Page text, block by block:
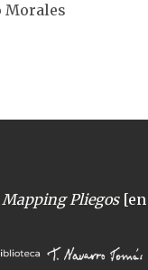
Morales
Mapping Pliegos[en